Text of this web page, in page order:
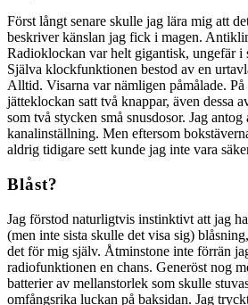
Först långt senare skulle jag lära mig att
beskriver känslan jag fick i magen.
Radioklockan var helt gigantisk, ungefär i
Själva klockfunktionen bestod av en
Alltid. Visarna var nämligen påmålade. På
jätteklockan satt två knappar, även dessa
som två stycken små snusdosor. Jag
kanalinställning. Men eftersom
aldrig tidigare sett kunde jag inte vara
Blåst?
Jag förstod naturligtvis instinktivt att jag
(men inte sista skulle det visa sig)
det för mig själv. Åtminstone inte förrän
radiofunktionen en chans. Generöst nog
batterier av mellanstorlek som skulle
omfångsrika luckan på baksidan. Jag